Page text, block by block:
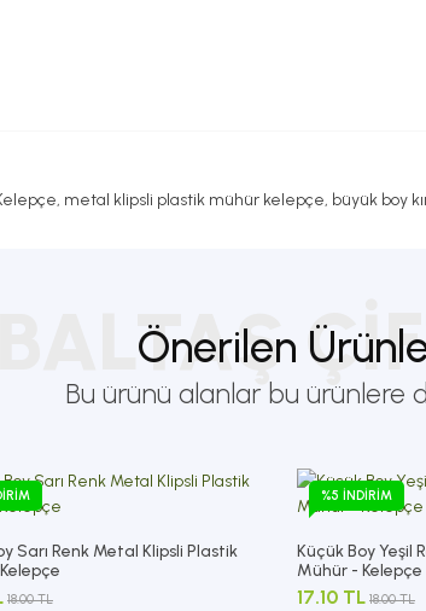
metal klipsli plastik mühür kelepçe, büyük boy
Önerilen
BALTAŞ
Bu ürünü alanlar bu ürünlere
Sarı Renk Metal Klipsli Plastik
18.00 TL
%5 İNDIRIM
Küçük Boy Yeşil
Mühür - Kelepçe
17.10 TL 18.00 TL